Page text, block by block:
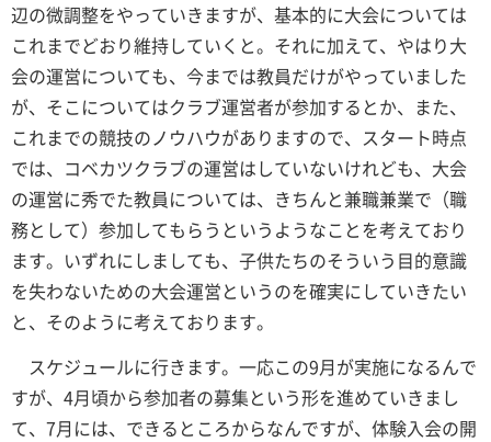
辺の微調整をやっていきますが、基本的に大会については
これまでどおり維持していくと。それに加えて、やはり大
会の運営についても、今までは教員だけがやっていました
が、そこについてはクラブ運営者が参加するとか、また、
これまでの競技のノウハウがありますので、スタート時点
では、コベカツクラブの運営はしていないけれども、大会
の運営に秀でた教員については、きちんと兼職兼業で（職
務として）参加してもらうというようなことを考えており
ます。いずれにしましても、子供たちのそういう目的意識
を失わないための大会運営というのを確実にしていきたい
と、そのように考えております。
スケジュールに行きます。一応この9月が実施になるんで
すが、4月頃から参加者の募集という形を進めていきまし
て、7月には、できるところからなんですが、体験入会の開